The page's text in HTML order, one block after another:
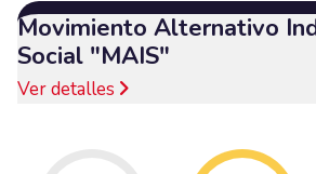
Movimiento Alternativo
Social "MAIS"
Ver detalles